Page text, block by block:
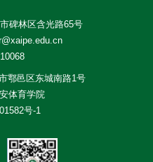
碑林区含光路65号
鄠邑区东城南路1号
体育学院
号-1